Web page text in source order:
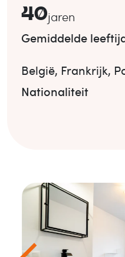
40jaren
Gemiddelde
België, Frankrijk,
Nationaliteit